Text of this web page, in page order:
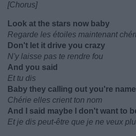
[Chorus]
Look at the stars now baby
Regarde les étoiles maintenant
Don't let it drive you crazy
N'y laisse pas te rendre fou
And you said
Et tu dis
Baby they calling out you're name
Chérie elles crient ton nom
And I said maybe I don't want to
Et je dis peut-être que je ne veux